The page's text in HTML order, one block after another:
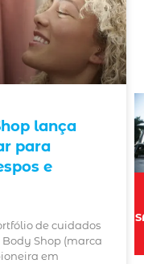
lança
para
e
de cuidados
Shop (marca
em